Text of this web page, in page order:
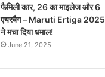
फैमिली कार, 26 का माइलेज और 6
एयरबैग – Maruti Ertiga 2025
ने मचा दिया धमाल!
June 21, 2025